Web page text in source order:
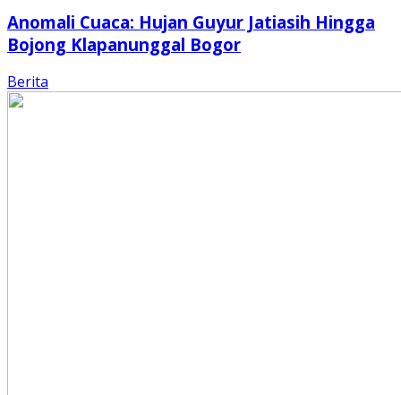
Anomali Cuaca: Hujan Guyur Jatiasih Hingga
Bojong Klapanunggal Bogor
Berita